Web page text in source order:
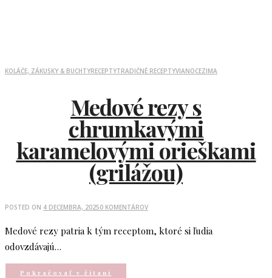
KOLÁČE, ZÁKUSKY & BUCHTYRECEPTYTRADIČNÉ RECEPTYVIANOCEZIMA
Medové rezy s
chrumkavými
karamelovými orieškami
(grilážou)
POSTED ON 4 DECEMBRA, 20250 KOMENTÁROV
Medové rezy patria k tým receptom, ktoré si ľudia
odovzdávajú…
Pokračovať v čítaní